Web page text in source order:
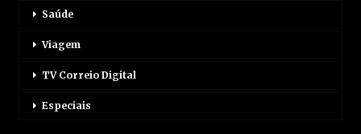
Saúde
Viagem
TV Correio Digital
Especiais